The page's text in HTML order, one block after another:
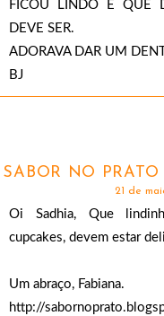
FICOU LINDO E QUE
DEVE SER.
ADORAVA DAR UM
BJ
SABOR NO PRATO
21 de
Oi Sadhia, Que
cupcakes, devem estar
Um abraço, Fabiana.
http://